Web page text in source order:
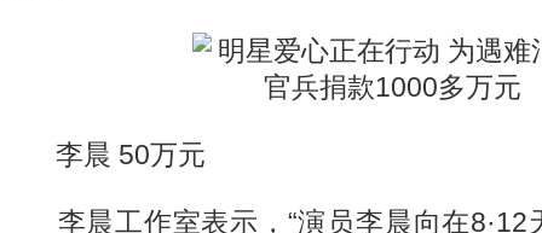
李晨 50万元
李晨工作室表示，“演员李晨向在8·12